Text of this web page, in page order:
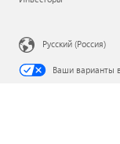
Русский (Россия)
Ваши варианты